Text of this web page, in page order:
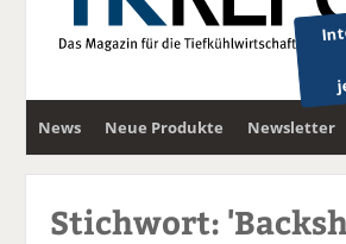
News Neue Produkte Newsletter
Stichwort: